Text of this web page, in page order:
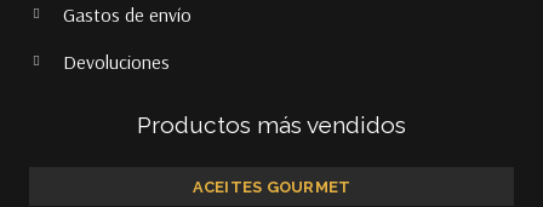
Gastos de envío
Devoluciones
Productos más vendidos
ACEITES GOURMET